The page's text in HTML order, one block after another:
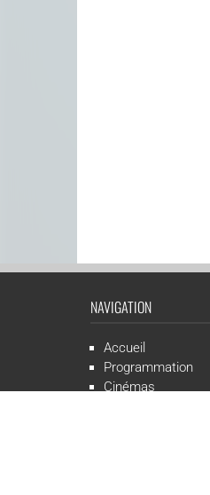
NAVIGATION
Accueil
Programmation
Cinémas